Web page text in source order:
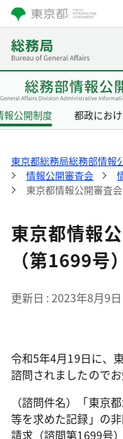
報公開制度 都政にお
東京都総務局総務部情報
情報公開審査会
東京都情報公開審査
東京都情報
（第1699号）
更新日 2023年8月9日
令和5年4月19日に、
諮問されましたのでお
（諮問件名）「東京
等を求めた記録」の
請求（諮問第1699号）